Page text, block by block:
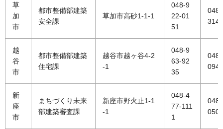
草
加
市
都市整備部建築
安全課
草加市高砂1-1-1
048-9
22-01
51
3148
越
谷
市
都市整備部建築
住宅課
越谷市越ヶ谷4-2
-1
048-9
63-92
35
0948
新
座
市
まちづくり未来
部建築審査課
新座市野火止1-1
-1
048-4
77-111
1
0500